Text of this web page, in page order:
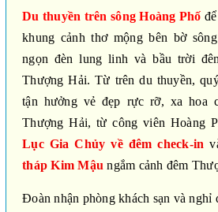
Du thuyền trên sông Hoàng Phố
khung cảnh thơ mộng bên bờ
ngọn đèn lung linh và bầu trời
Thượng Hải. Từ trên du thuyền,
tận hưởng vẻ đẹp rực rỡ, xa hoa
Thượng Hải, từ công viên Hoàng
Lục Gia Chủy về đêm check-in
tháp Kim Mậu ngắm cảnh đêm
Đoàn nhận phòng khách sạn và nghỉ